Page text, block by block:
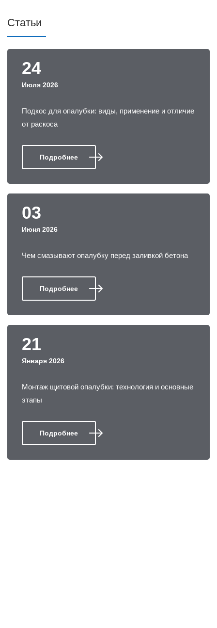
Статьи
24
Июля 2026
Подкос для опалубки: виды, применение и отличие
от раскоса
Подробнее
03
Июня 2026
Чем смазывают опалубку перед заливкой бетона
Подробнее
21
Января 2026
Монтаж щитовой опалубки: технология и основные
этапы
Подробнее